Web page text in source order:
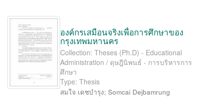
องค์กรเสมือนจริงเพื่อการศึกษาของ
กรุงเทพมหานคร
Collection: Theses (Ph.D) - Educational
Administration / ดุษฎีนิพนธ์ - การบริหารการ
ศึกษา
Type: Thesis
สมใจ เดชบำรุง; Somcai Dejbamrung